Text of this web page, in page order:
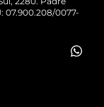
07.900.208/0077-